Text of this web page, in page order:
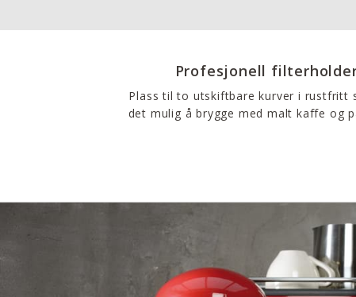
Profesjonell
Plass til to utskiftbare kurver i rustfritt
det mulig å brygge med malt kaffe og